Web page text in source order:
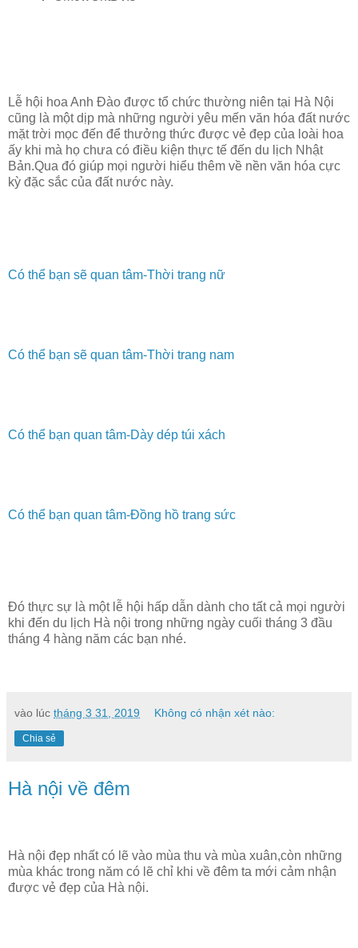
Lễ hội hoa Anh Đào được tổ chức thường niên tại Hà Nội
cũng là một dịp mà những người yêu mến văn hóa đất nước
mặt trời mọc đến để thưởng thức được vẻ đẹp của loài hoa
ấy khi mà họ chưa có điều kiện thực tế đến du lịch Nhật
Bản.Qua đó giúp mọi người hiểu thêm về nền văn hóa cực
kỳ đặc sắc của đất nước này.
Có thể bạn sẽ quan tâm-Thời trang nữ
Có thể bạn sẽ quan tâm-Thời trang nam
Có thể bạn quan tâm-Dày dép túi xách
Có thể bạn quan tâm-Đồng hồ trang sức
Đó thực sự là một lễ hội hấp dẫn dành cho tất cả mọi người
khi đến du lịch Hà nội trong những ngày cuối tháng 3 đầu
tháng 4 hàng năm các bạn nhé.
vào lúc tháng 3 31, 2019 Không có nhận xét nào:
Chia sẻ
Hà nội về đêm
Hà nội đẹp nhất có lẽ vào mùa thu và mùa xuân,còn những
mùa khác trong năm có lẽ chỉ khi về đêm ta mới cảm nhận
được vẻ đẹp của Hà nội.